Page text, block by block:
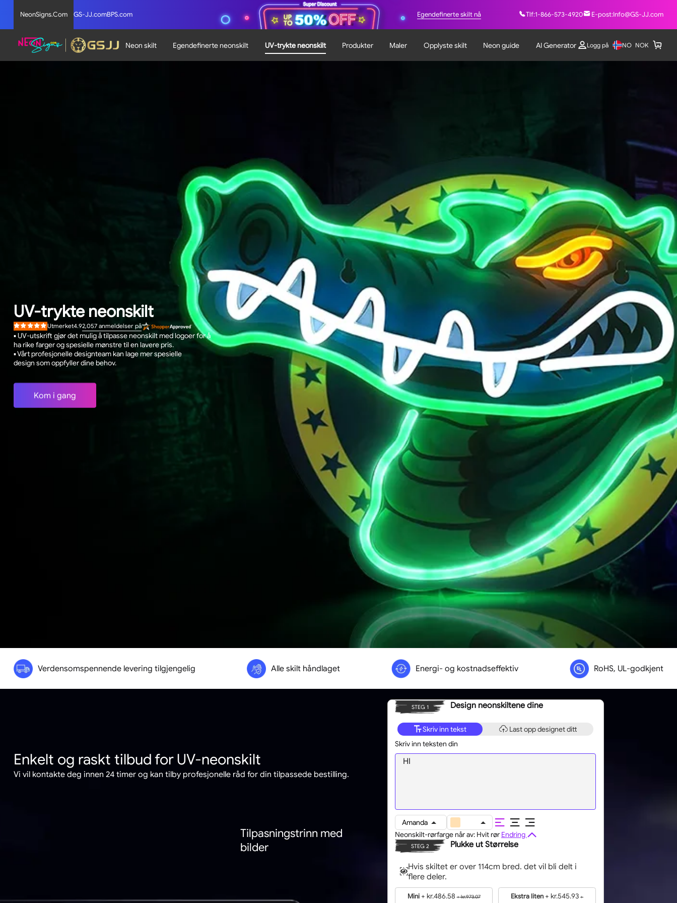
NeonSigns.Com GS-JJ.comBPS.com Tlf:1-866-573-4920 E-post:Info@GS-JJ.com
Egendefinerte skilt nå
Neon skilt Egendefinerte neonskilt UV-trykte neonskilt Produkter Maler Opplyste skilt Neon guide AI Generator Logg på NO NOK
UV-trykte neonskilt
4.9
Vurdert
4.9
av
5
stjerner
Utmerket 2,057 anmeldelser på
▪ UV-utskrift gjør det mulig å tilpasse neonskilt med logoer for å
ha rike farger og spesielle mønstre til en lavere pris.
▪ Vårt profesjonelle designteam kan lage mer spesielle
design som oppfyller dine behov.
Kom i gang
Verdensomspennende levering tilgjengelig Alle skilt håndlaget Energi- og kostnadseffektiv RoHS, UL-godkjent
Enkelt og raskt tilbud for UV-neonskilt
Vi vil kontakte deg innen 24 timer og kan tilby profesjonelle råd for din tilpassede bestilling.
Tilpasningstrinn med
bilder
STEG 1 Design neonskiltene dine
Skriv inn tekst
Last opp designet ditt
Skriv inn teksten din
Amanda
Neonskilt-rørfarge når av: Hvit rør Endring
STEG 2 Plukke ut Størrelse
Hvis skiltet er over 114cm bred. det vil bli delt i
flere deler.
Mini + kr.486.58+kr.973.07 Ekstra liten + kr.545.93+